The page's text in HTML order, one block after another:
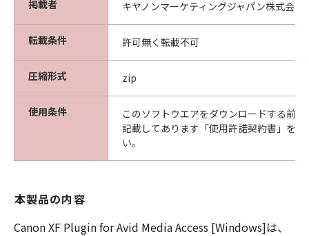
掲載者 キヤノンマーケティングジャパン株式会社
転載条件 許可無く転載不可
圧縮形式 zip
使用条件
このソフトウエアをダウンロードする前
記載してあります「使用許諾契約書」を
い。
本製品の内容
Canon XF Plugin for Avid Media Access [Windows]は、